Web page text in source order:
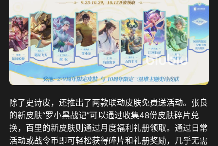
除了史诗皮，还推出了两款联动皮肤免费送活动。张良
的新皮肤“罗小黑战记”可以通过收集48份皮肤碎片兑
换，百里的新皮肤则通过月度福利礼册领取。通过日常
活动或战令币即可轻松获得碎片和礼册奖励，几乎无需